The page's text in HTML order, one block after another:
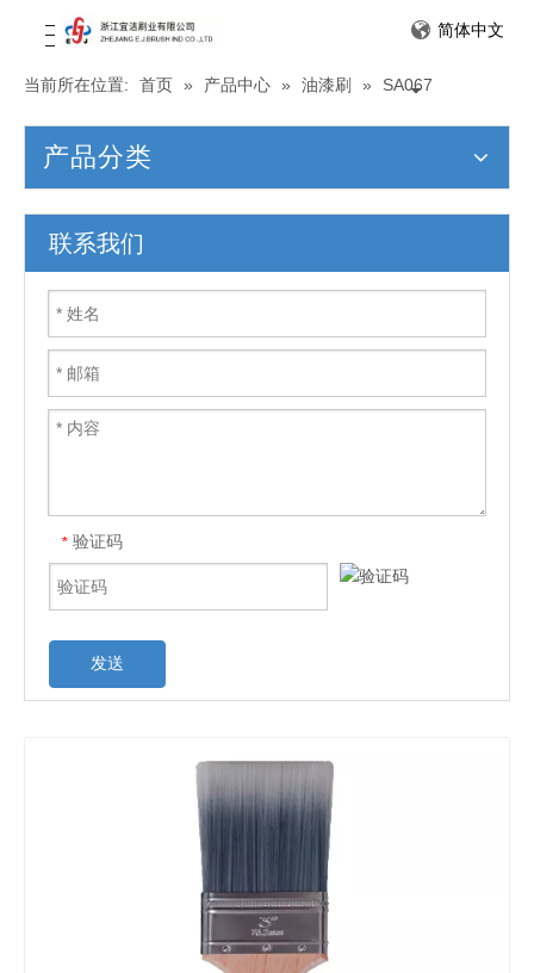
简体中文
当前所在位置: 首页 » 产品中心 » 油漆刷 » SA067
产品分类
联系我们
* 验证码
发送